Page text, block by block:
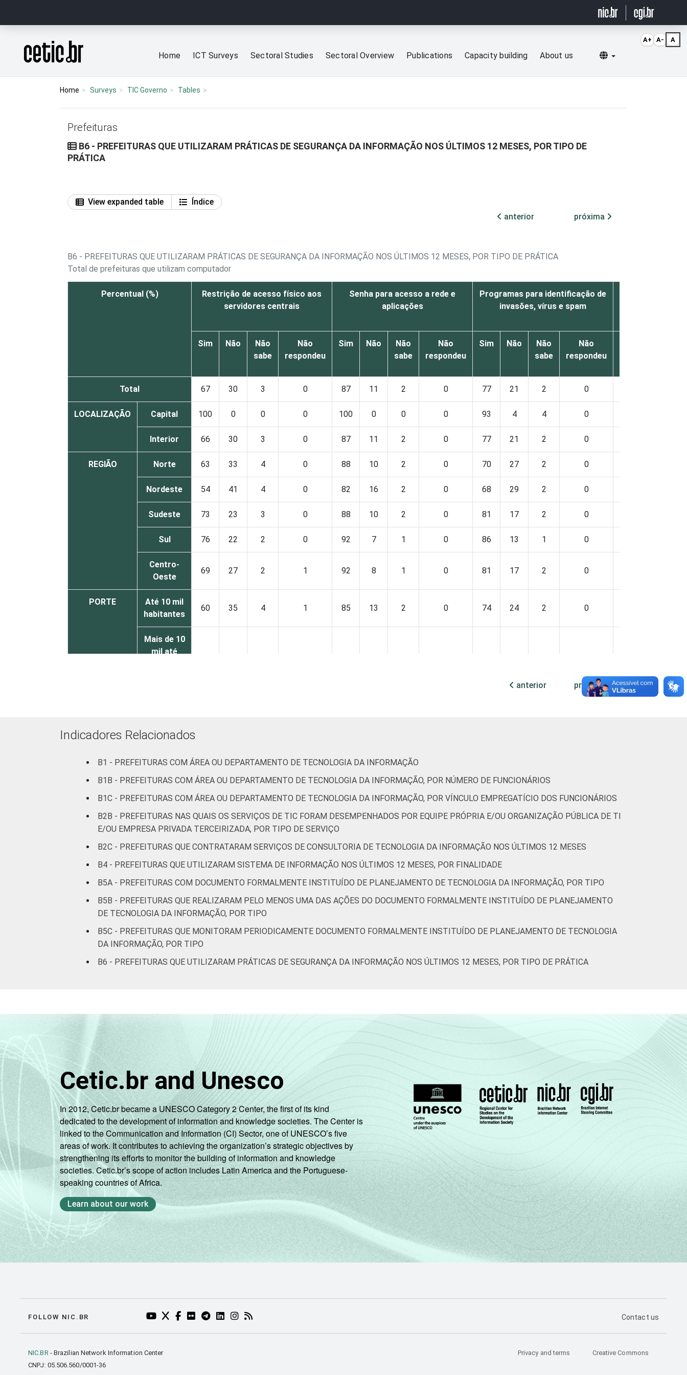
Página inicial
Home ICT Surveys Sectoral Studies Sectoral Overview Publications Capacity building About us Selecionar idioma
Home Surveys TIC Governo Tables
Prefeituras
B6 - PREFEITURAS QUE UTILIZARAM PRÁTICAS DE SEGURANÇA DA INFORMAÇÃO NOS ÚLTIMOS 12 MESES, POR TIPO DE
PRÁTICA
View expanded table
Índice
anterior
próxima
B6 - PREFEITURAS QUE UTILIZARAM PRÁTICAS DE SEGURANÇA DA INFORMAÇÃO NOS ÚLTIMOS 12 MESES, POR TIPO DE PRÁTICA
Total de prefeituras que utilizam computador
Percentual (%)
Restrição de acesso físico aos
servidores centrais
Senha para acesso a rede e
aplicações
Programas para identificação de
invasões, vírus e spam
Sim Não
Não
sabe
Não
respondeu
Sim Não
Não
sabe
Não
respondeu
Sim Não
Não
sabe
Não
respondeu
Total 67 30 3 0 87 11 2 0 77 21 2 0
LOCALIZAÇÃO Capital 100 0 0 0 100 0 0 0 93 4 4 0
Interior 66 30 3 0 87 11 2 0 77 21 2 0
REGIÃO Norte 63 33 4 0 88 10 2 0 70 27 2 0
Nordeste 54 41 4 0 82 16 2 0 68 29 2 0
Sudeste 73 23 3 0 88 10 2 0 81 17 2 0
Sul 76 22 2 0 92 7 1 0 86 13 1 0
Centro-
Oeste
69 27 2 1 92 8 1 0 81 17 2 0
PORTE
Até 10 mil
habitantes
60 35 4 1 85 13 2 0 74 24 2 0
Mais de 10
mil até
mil
Mais de
habitantes
Fonte: CGI.br/NIC.br, Centro Regional de Estudos para o Desenvolvimento da Sociedade da Informação (Cetic.br), Pesquisa sobre o uso das
anterior próxima
Indicadores Relacionados
B1 - PREFEITURAS COM ÁREA OU DEPARTAMENTO DE TECNOLOGIA DA INFORMAÇÃO
B1B - PREFEITURAS COM ÁREA OU DEPARTAMENTO DE TECNOLOGIA DA INFORMAÇÃO, POR NÚMERO DE FUNCIONÁRIOS
B1C - PREFEITURAS COM ÁREA OU DEPARTAMENTO DE TECNOLOGIA DA INFORMAÇÃO, POR VÍNCULO EMPREGATÍCIO DOS FUNCIONÁRIOS
B2B - PREFEITURAS NAS QUAIS OS SERVIÇOS DE TIC FORAM DESEMPENHADOS POR EQUIPE PRÓPRIA E/OU ORGANIZAÇÃO PÚBLICA DE TI
E/OU EMPRESA PRIVADA TERCEIRIZADA, POR TIPO DE SERVIÇO
B2C - PREFEITURAS QUE CONTRATARAM SERVIÇOS DE CONSULTORIA DE TECNOLOGIA DA INFORMAÇÃO NOS ÚLTIMOS 12 MESES
B4 - PREFEITURAS QUE UTILIZARAM SISTEMA DE INFORMAÇÃO NOS ÚLTIMOS 12 MESES, POR FINALIDADE
B5A - PREFEITURAS COM DOCUMENTO FORMALMENTE INSTITUÍDO DE PLANEJAMENTO DE TECNOLOGIA DA INFORMAÇÃO, POR TIPO
B5B - PREFEITURAS QUE REALIZARAM PELO MENOS UMA DAS AÇÕES DO DOCUMENTO FORMALMENTE INSTITUÍDO DE PLANEJAMENTO
DE TECNOLOGIA DA INFORMAÇÃO, POR TIPO
B5C - PREFEITURAS QUE MONITORAM PERIODICAMENTE DOCUMENTO FORMALMENTE INSTITUÍDO DE PLANEJAMENTO DE TECNOLOGIA
DA INFORMAÇÃO, POR TIPO
B6 - PREFEITURAS QUE UTILIZARAM PRÁTICAS DE SEGURANÇA DA INFORMAÇÃO NOS ÚLTIMOS 12 MESES, POR TIPO DE PRÁTICA
Cetic.br and Unesco
In 2012, Cetic.br became a UNESCO Category 2 Center, the first of its kind
dedicated to the development of information and knowledge societies. The Center is
linked to the Communication and Information (CI) Sector, one of UNESCO’s five
areas of work. It contributes to achieving the organization’s strategic objectives by
strengthening its efforts to monitor the building of information and knowledge
societies. Cetic.br’s scope of action includes Latin America and the Portuguese-
speaking countries of Africa.
Learn about our work
FOLLOW NIC.BR YOUTUBE DO NIC.BR (ABRE EM NOVA ABA)
TWITTER DO NIC.BR (ABRE EM NOVA ABA)
FACEBOOK DO NIC.BR (ABRE EM NOVA ABA)
FLICKR DO NIC.BR (ABRE EM NOVA ABA)
TELEGRAM DO NIC.BR (ABRE EM NOVA ABA)
LINKEDIN DO NIC.BR (ABRE EM NOVA ABA)
INSTAGRAM DO NIC.BR (ABRE EM NOVA ABA)
RSS DO NIC.BR (ABRE EM NOVA ABA) PÁGINA DE
Contact us
NIC.BR- Brazilian Network Information Center
CNPJ: 05.506.560/0001-36
Privacy and terms Creative Commons
A+ A- A